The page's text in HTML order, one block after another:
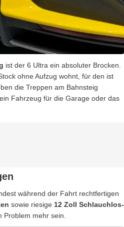
ist der 6 Ultra ein absoluter Brocken.
ohne Aufzug wohnt, für den ist
die Treppen am Bahnsteig
Fahrzeug für die Garage oder das
während der Fahrt rechtfertigen
sowie riesige 12 Zoll Schlauchlos-
Problem mehr sein.